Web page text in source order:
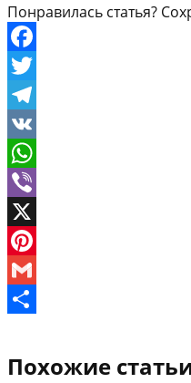
Понравилась статья?
Facebook
Twitter
Telegram
VK
WhatsApp
Viber
X
Pinterest
Gmail
Похожие